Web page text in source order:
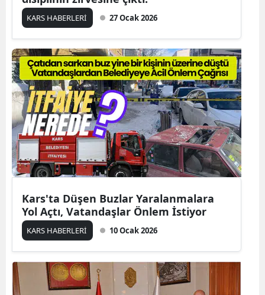
Zonguldak
Aksaray
Bayburt
Karaman
Kırıkkale
Batman
Şırnak
Bartın
Iğdır
Yalova
KARS HABERLERİ 27 Ocak 2026
Kars'ta Düşen Buzlar Yaralanmalara
Yol Açtı, Vatandaşlar Önlem İstiyor
KARS HABERLERİ 10 Ocak 2026